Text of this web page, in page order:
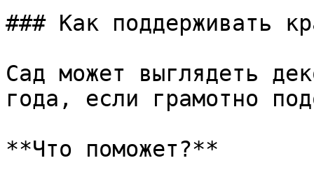
### Как поддерживать
Сад может выглядеть
года, если грамотно
**Что поможет?**